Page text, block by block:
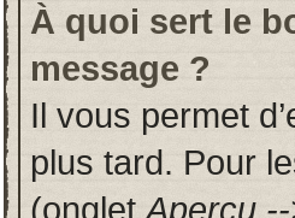
À quoi sert le
message ?
Il vous permet
plus tard. Pour
(ongletAperçu